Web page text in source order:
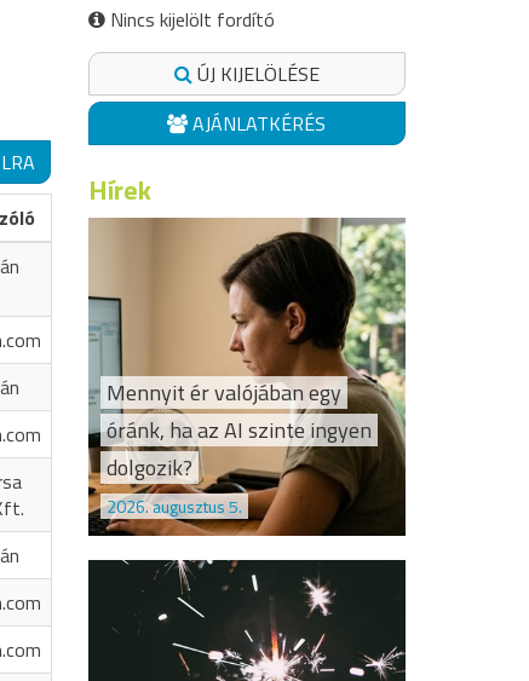
Nincs kijelölt fordító
ÚJ KIJELÖLÉSE
AJÁNLATKÉRÉS
Hírek
Mennyit ér valójában egy
óránk, ha az AI szinte ingyen
dolgozik?
2026. augusztus 5.